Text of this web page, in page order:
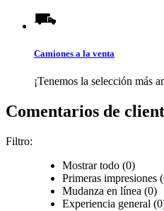
Camiones a la venta
¡Tenemos la selección más
Comentarios de
Filtro:
Mostrar todo (0)
Primeras impresiones
Mudanza en línea (0)
Experiencia general